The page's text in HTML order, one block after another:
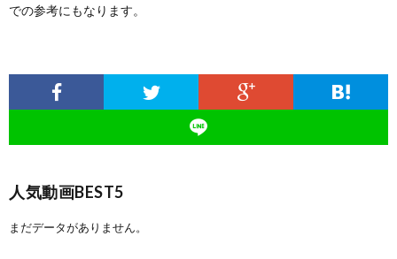
での参考にもなります。
人気動画BEST5
まだデータがありません。